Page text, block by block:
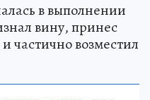
в выполнении
вину, принес
частично возместил